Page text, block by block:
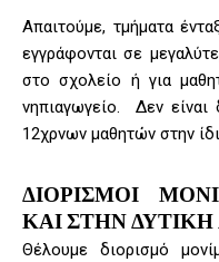
Απαιτούμε, τμήματα
εγγράφονται σε
στο σχολείο ή για
νηπιαγωγείο. Δεν
12χρνων μαθητών στην
ΔΙΟΡΙΣΜΟΙ
ΚΑΙ ΣΤΗΝ ΔΥΤΙΚΗ
Θέλουμε διορισμό